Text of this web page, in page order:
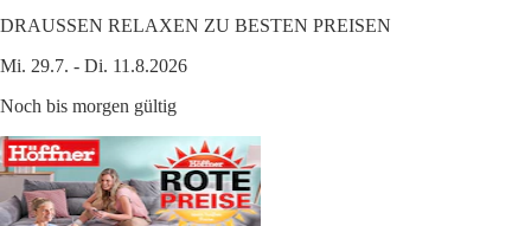
DRAUSSEN RELAXEN ZU BESTEN PREISEN
Mi. 29.7. - Di. 11.8.2026
Noch bis morgen gültig